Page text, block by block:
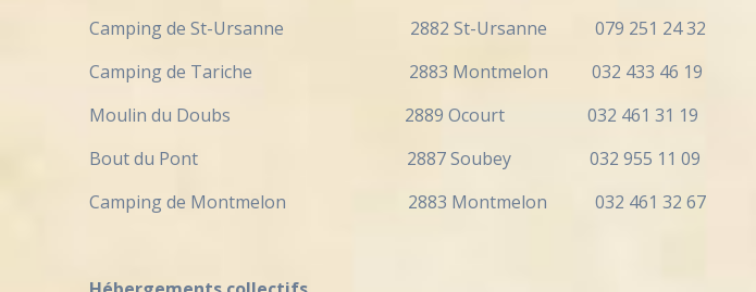
Camping de St-Ursanne 2882 St-Ursanne 079 251 24 32
Camping de Tariche 2883 Montmelon 032 433 46 19
Moulin du Doubs 2889 Ocourt 032 461 31 19
Bout du Pont 2887 Soubey 032 955 11 09
Camping de Montmelon 2883 Montmelon 032 461 32 67